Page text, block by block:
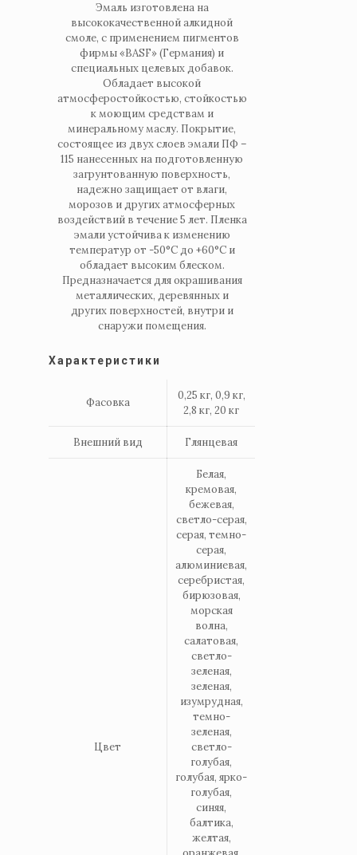
Эмаль изготовлена на
высококачественной алкидной
смоле, с применением пигментов
фирмы «BASF» (Германия) и
специальных целевых добавок.
Обладает высокой
атмосферостойкостью, стойкостью
к моющим средствам и
минеральному маслу. Покрытие,
состоящее из двух слоев эмали ПФ –
115 нанесенных на подготовленную
загрунтованную поверхность,
надежно защищает от влаги,
морозов и других атмосферных
воздействий в течение 5 лет. Пленка
эмали устойчива к изменению
температур от -50°C до +60°C и
обладает высоким блеском.
Предназначается для окрашивания
металлических, деревянных и
других поверхностей, внутри и
снаружи помещения.
Характеристики
Фасовка
0,25 кг, 0,9 кг,
2,8 кг, 20 кг
Внешний вид Глянцевая
Цвет
Белая,
кремовая,
бежевая,
светло-серая,
серая, темно-
серая,
алюминиевая,
серебристая,
бирюзовая,
морская
волна,
салатовая,
светло-
зеленая,
зеленая,
изумрудная,
темно-
зеленая,
светло-
голубая,
голубая, ярко-
голубая,
синяя,
балтика,
желтая,